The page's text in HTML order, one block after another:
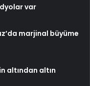
var
marjinal büyüme
altından altın